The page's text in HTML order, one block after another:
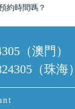
約時間嗎？
（澳門）
（珠海）